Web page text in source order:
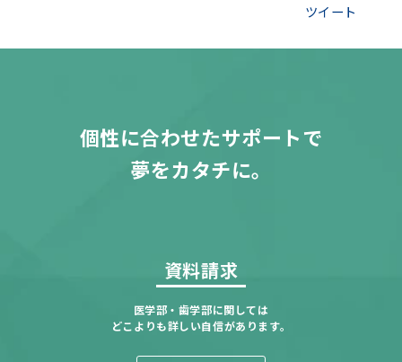
ツイート
個性に合わせたサポートで
夢をカタチに。
資料請求
医学部・歯学部に関しては
どこよりも詳しい自信があります。